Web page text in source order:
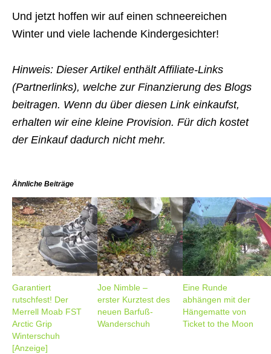
Und jetzt hoffen wir auf einen schneereichen
Winter und viele lachende Kindergesichter!
Hinweis: Dieser Artikel enthält Affiliate-Links
(Partnerlinks), welche zur Finanzierung des Blogs
beitragen. Wenn du über diesen Link einkaufst,
erhalten wir eine kleine Provision. Für dich kostet
der Einkauf dadurch nicht mehr.
Ähnliche Beiträge
Garantiert
rutschfest! Der
Merrell Moab FST
Arctic Grip
Winterschuh
[Anzeige]
Joe Nimble –
erster Kurztest des
neuen Barfuß-
Wanderschuh
Eine Runde
abhängen mit der
Hängematte von
Ticket to the Moon